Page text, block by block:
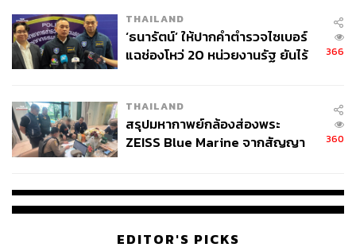
ทำภาพให้หยุดที่ปลายนิ้ว – โดยใช้สีสันสะดุดตา ใช้
ภาพที่มีองค์ประกอบโดดเด่น หรือดึง Pain Points ของ
ลูกค้าขึ้นมา เช่น เหมาะสำหรับผิวแพ้ง่าย ไม่ระคาย
เคือง
ยิงโฆษณาบน Lazada และ Shopee ก่อน – กรณีที่ขาย
สินค้าบนสองแพลตฟอร์มนี้เป็นหลัก เพราะจะได้ผล
ตอบแทนจากค่าโฆษณา (ROAS) ที่ดีกว่า และประหยัด
ใช้เทคนิค Bundle Deal และ Add-on Deal – เพื่อเสนอ
ส่วนลดพิเศษเมื่อซื้อสินค้าร่วมกันหลายชิ้น
THAILAND
‘ธนารัตน์’ ให้ปากคำตำรวจไซเบอร์
แฉช่องโหว่ 20 หน่วยงานรัฐ ยันไร้
366
THAILAND
สรุปมหากาพย์กล้องส่องพระ
ZEISS Blue Marine จากสัญญา
จ่ายหนี้-แอบระบุแบรนด์
360
EDITOR'S PICKS